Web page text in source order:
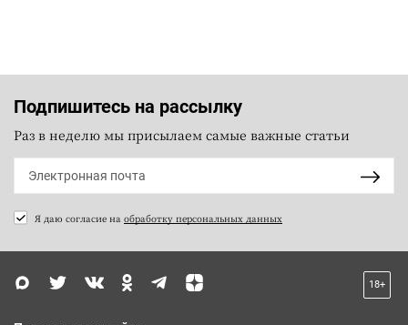
Подпишитесь на рассылку
Раз в неделю мы присылаем самые важные статьи
Я даю согласие на обработку персональных данных
18+